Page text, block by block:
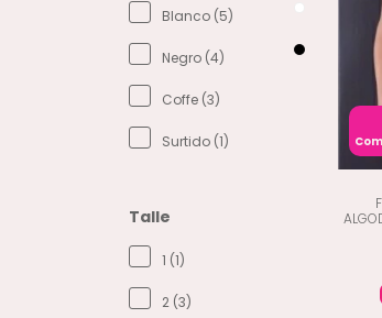
Blanco (5)
Negro (4)
Coffe (3)
Surtido (1)
Talle
1 (1)
2 (3)